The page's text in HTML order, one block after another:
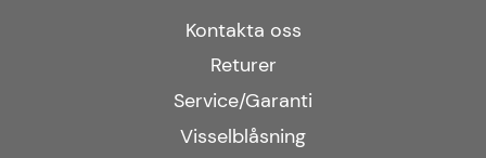
Kontakta oss
Returer
Service/Garanti
Visselblåsning